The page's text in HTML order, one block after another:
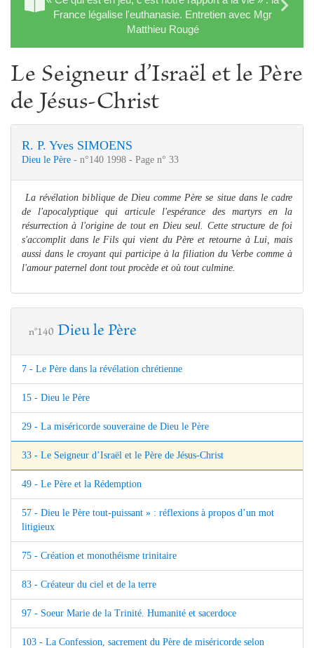
France légalise l'euthanasie. Entretien avec Mgr
Matthieu Rougé
Le Seigneur d’Israël et le Père
de Jésus-Christ
R. P. Yves SIMOENS
Dieu le Père - n°140 1998 - Page n° 33
La révélation biblique de Dieu comme Père se situe dans le cadre
de l'apocalyptique qui articule l'espérance des martyrs en la
résurrection à l'origine de tout en Dieu seul. Cette structure de foi
s'accomplit dans le Fils qui vient du Père et retourne à Lui, mais
aussi dans le croyant qui participe à la filiation du Verbe comme à
l'amour paternel dont tout procède et où tout culmine.
n°140 Dieu le Père
7 - Le Père dans la révélation chrétienne
15 - Dieu le Père
29 - La miséricorde souveraine de Dieu le Père
33 - Le Seigneur d’Israël et le Père de Jésus-Christ
49 - Le Père et la Rédemption
57 - Dieu le Père tout-puissant » : réflexions à propos d’un mot
litigieux
75 - Création et monothéisme trinitaire
83 - Créateur du ciel et de la terre
97 - Soeur Marie de la Trinité. Humanité et sacerdoce
103 - La Confession, sacrement du Père de miséricorde selon